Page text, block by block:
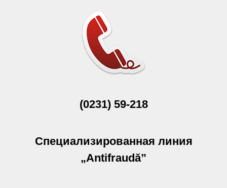
(0231) 59-218
Специализированная линия
„Antifraudă”